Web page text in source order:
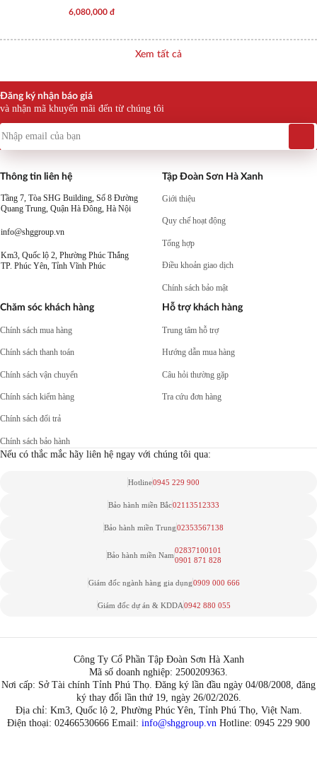
6,080,000đ
Xem tất cả
Đăng ký nhận báo giá
và nhận mã khuyến mãi đến từ chúng tôi
Thông tin liên hệ
Tầng 7, Tòa SHG Building, Số 8 Đường
Quang Trung, Quận Hà Đông, Hà Nội
info@shggroup.vn
Km3, Quốc lộ 2, Phường Phúc Thắng
TP. Phúc Yên, Tỉnh Vĩnh Phúc
Tập Đoàn Sơn Hà Xanh
Giới thiệu
Quy chế hoạt động
Tổng hợp
Điều khoản giao dịch
Chính sách bảo mật
Chăm sóc khách hàng
Chính sách mua hàng
Chính sách thanh toán
Chính sách vận chuyển
Chính sách kiểm hàng
Chính sách đổi trả
Chính sách bảo hành
Hỗ trợ khách hàng
Trung tâm hỗ trợ
Hướng dẫn mua hàng
Câu hỏi thường gặp
Tra cứu đơn hàng
Nếu có thắc mắc hãy liên hệ ngay với chúng tôi qua:
Hotline0945 229 900
Bảo hành miền Bắc02113512333
Bảo hành miền Trung02353567138
Bảo hành miền Nam
02837100101
0901 871 828
Giám đốc ngành hàng gia dụng0909 000 666
Giám đốc dự án & KDDA0942 880 055
Công Ty Cổ Phần Tập Đoàn Sơn Hà Xanh
Mã số doanh nghiệp: 2500209363.
Nơi cấp: Sở Tài chính Tỉnh Phú Thọ. Đăng ký lần đầu ngày 04/08/2008, đăng
ký thay đổi lần thứ 19, ngày 26/02/2026.
Địa chỉ: Km3, Quốc lộ 2, Phường Phúc Yên, Tỉnh Phú Thọ, Việt Nam.
Điện thoại: 02466530666 Email: info@shggroup.vn Hotline: 0945 229 900